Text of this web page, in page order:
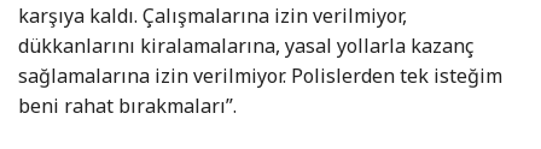
karşıya kaldı. Çalışmalarına izin verilmiyor,
dükkanlarını kiralamalarına, yasal yollarla kazanç
sağlamalarına izin verilmiyor. Polislerden tek isteğim
beni rahat bırakmaları”.